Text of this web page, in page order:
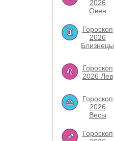
2026
Овен
Гороскоп
2026
Близнецы
Гороскоп
2026 Лев
Гороскоп
2026
Весы
Гороскоп